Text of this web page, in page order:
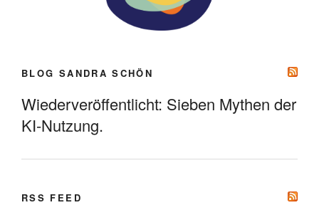
BLOG SANDRA SCHÖN
Wiederveröffentlicht: Sieben Mythen der
KI-Nutzung.
RSS FEED